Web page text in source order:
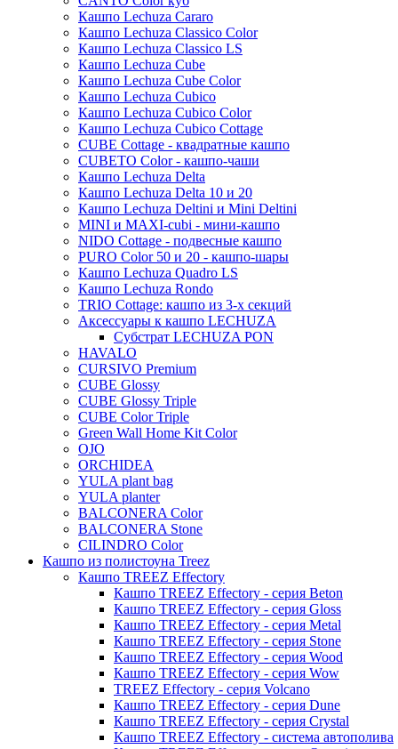
Urban
Terra cotta
КЕРАМИЧЕСКИЕ_DEN DAAS
Terra cotta
Ter steege
Mystic
Amora
Cresta
Esra
Manon
Ryan
Suze
Lindy
Karlijn
Moda
Pure
Private label
Beauty
Plain
Xclusive gardens
Conica
Standaard
Trend
Cortenstyle
Stiel
Кашпо Lechuza Cararo
Кашпо Lechuza Classico Color
Кашпо Lechuza Classico LS
Кашпо Lechuza Cube
Кашпо Lechuza Cube Color
Кашпо Lechuza Cubico
Кашпо Lechuza Cubico Color
Кашпо Lechuza Cubico Cottage
CUBE Cottage - квадратные кашпо
CUBETO Color - кашпо-чаши
Кашпо Lechuza Delta
Кашпо Lechuza Delta 10 и 20
Кашпо Lechuza Deltini и Mini Deltini
MINI и MAXI-cubi - мини-кашпо
NIDO Cottage - подвесные кашпо
PURO Color 50 и 20 - кашпо-шары
Кашпо Lechuza Quadro LS
Кашпо Lechuza Rondo
TRIO Cottage: кашпо из 3-х секций
Аксессуары к кашпо LECHUZA
Субстрат LECHUZA PON
HAVALO
CURSIVO Premium
CUBE Glossy
CUBE Glossy Triple
CUBE Color Triple
Green Wall Home Kit Color
OJO
ORCHIDEA
YULA plant bag
YULA planter
BALCONERA Color
BALCONERA Stone
CILINDRO Color
Кашпо из полистоуна Treez
Кашпо TREEZ Effectory
Кашпо TREEZ Effectory - серия Beton
Кашпо TREEZ Effectory - серия Gloss
Кашпо TREEZ Effectory - серия Metal
Кашпо TREEZ Effectory - серия Stone
Кашпо TREEZ Effectory - серия Wood
Кашпо TREEZ Effectory - серия Wow
TREEZ Effectory - серия Volcano
Кашпо TREEZ Effectory - серия Dune
Кашпо TREEZ Effectory - серия Crystal
Кашпо TREEZ Effectory - система автополива